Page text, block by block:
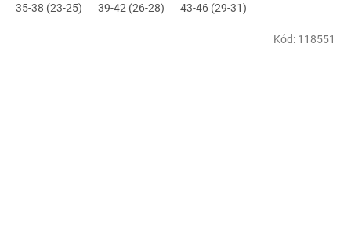
35-38 (23-25) 39-42 (26-28) 43-46 (29-31)
Kód: 118551